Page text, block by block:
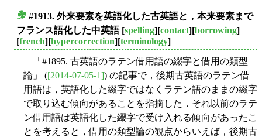
#1913. 外来要素を英語化した古英語と，本来要素まで
フランス語化した中英語[spelling][contact][borrowing]
[french][hypercorrection][terminology]
「#1895. 古英語のラテン借用語の綴字と借用の類型
論」 ([2014-07-05-1]) の記事で，後期古英語のラテン借
用語は，英語化した綴字ではなくラテン語のままの綴字
で取り込む傾向があることを指摘した．それ以前のラテ
ン借用語は英語化した綴字で受け入れる傾向があったこ
とを考えると，借用の類型論の観点からいえば，後期古